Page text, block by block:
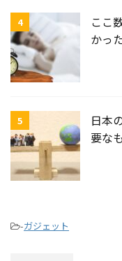
4
ここ
かっ
5
日本
要な
-ガジェット